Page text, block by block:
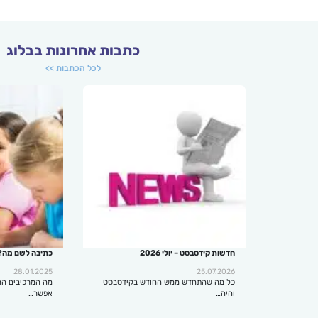
כתבות אחרונות בבלוג
לכל הכתבות >>
חדשות קידסבסט – יולי 2026
25.07.2026
כל מה שהתחדש ממש החודש בקידסבסט
והיה…
כתיבה לשם
28.01.2025
מה המרכיבים
אפשר…